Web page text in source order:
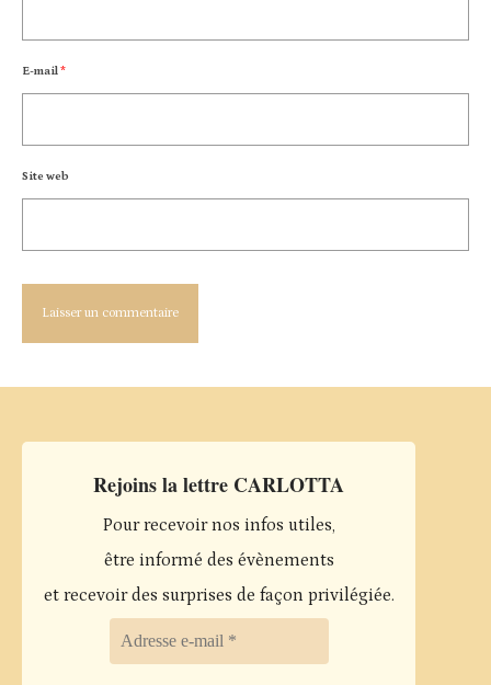
E-mail*
Site web
Rejoins la lettre CARLOTTA
Pour recevoir nos infos utiles,
être informé des évènements
et recevoir des surprises de façon privilégiée.